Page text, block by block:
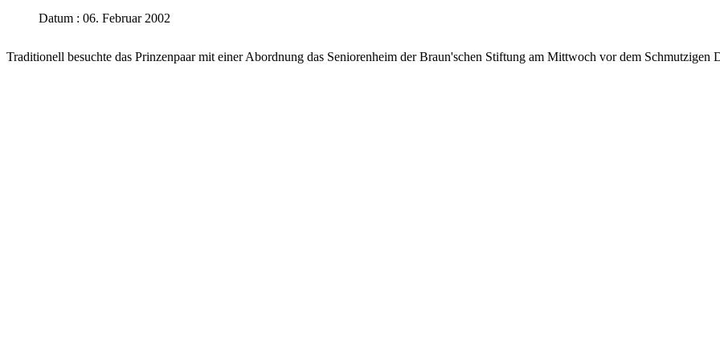
Datum : 06. Februar 2002
Traditionell besuchte das Prinzenpaar mit einer Abordnung das Seniorenheim der Braun'schen Stiftung am Mittwoch vor dem Schmutzigen